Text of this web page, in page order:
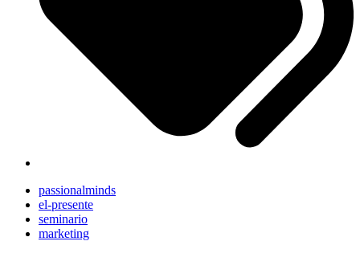
passionalminds
el-presente
seminario
marketing